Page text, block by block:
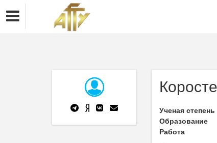
Ученая степень
Образование
Работа